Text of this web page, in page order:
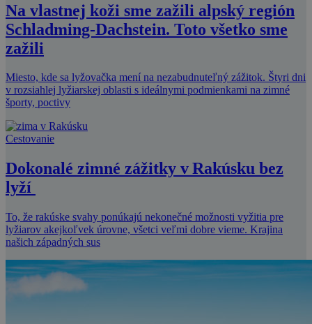
Na vlastnej koži sme zažili alpský región
Schladming-Dachstein. Toto všetko sme
zažili
Miesto, kde sa lyžovačka mení na nezabudnuteľný zážitok. Štyri dni
v rozsiahlej lyžiarskej oblasti s ideálnymi podmienkami na zimné
športy, poctivy
Cestovanie
Dokonalé zimné zážitky v Rakúsku bez
lyží
To, že rakúske svahy ponúkajú nekonečné možnosti vyžitia pre
lyžiarov akejkoľvek úrovne, všetci veľmi dobre vieme. Krajina
našich západných sus